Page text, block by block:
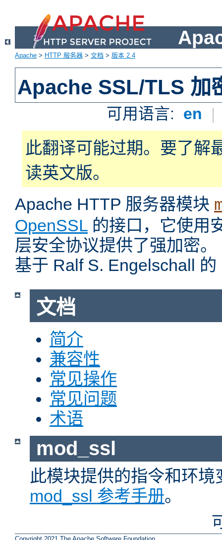
Apache > HTTP 服务器 > 文档 > 版本 2.4
Apache SSL/TLS 加
可用语言: en |
此翻译可能过期。要了解
读英文版。
Apache HTTP 服务器模块
OpenSSL 的接口，它使用
层安全协议提供了强加密
基于 Ralf S. Engelschall
文档
简介
兼容性
常见操作
常见问题
术语
mod_ssl
此模块提供的指令和环
mod_ssl 参考手册。